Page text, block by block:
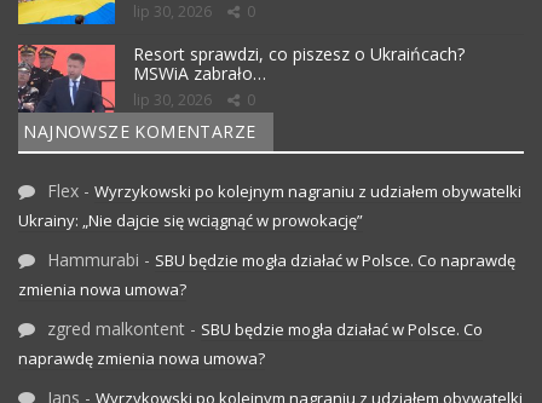
lip 30, 2026 0
Resort sprawdzi, co piszesz o Ukraińcach?
MSWiA zabrało…
lip 30, 2026 0
NAJNOWSZE KOMENTARZE
Flex - Wyrzykowski po kolejnym nagraniu z udziałem obywatelki
Ukrainy: „Nie dajcie się wciągnąć w prowokację”
Hammurabi - SBU będzie mogła działać w Polsce. Co naprawdę
zmienia nowa umowa?
zgred malkontent - SBU będzie mogła działać w Polsce. Co
naprawdę zmienia nowa umowa?
Jans - Wyrzykowski po kolejnym nagraniu z udziałem obywatelki